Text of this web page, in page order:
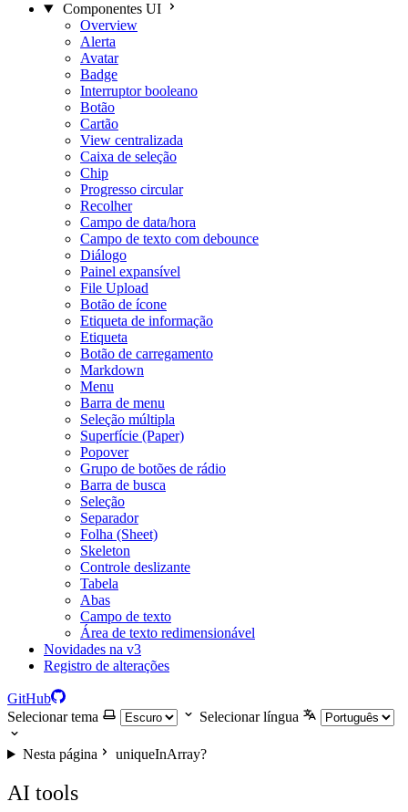
Componentes UI
Overview
Alerta
Avatar
Badge
Interruptor booleano
Botão
Cartão
View centralizada
Caixa de seleção
Chip
Progresso circular
Recolher
Campo de data/hora
Campo de texto com debounce
Diálogo
Painel expansível
File Upload
Botão de ícone
Etiqueta de informação
Etiqueta
Botão de carregamento
Markdown
Menu
Barra de menu
Seleção múltipla
Superfície (Paper)
Popover
Grupo de botões de rádio
Barra de busca
Seleção
Separador
Folha (Sheet)
Skeleton
Controle deslizante
Tabela
Abas
Campo de texto
Área de texto redimensionável
Novidades na v3
Registro de alterações
GitHub
Selecionar tema
Selecionar língua
Nesta página uniqueInArray?
AI tools